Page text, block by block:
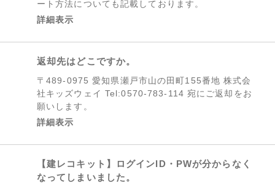
ート方法についても記載しております。
詳細表示
返却先はどこですか。
〒489-0975 愛知県瀬戸市山の田町155番地 株式会
社キッズウェイ Tel:0570-783-114 宛にご返却をお
願いします。
詳細表示
【建レコキット】ログインID・PWが分からなく
なってしまいました。